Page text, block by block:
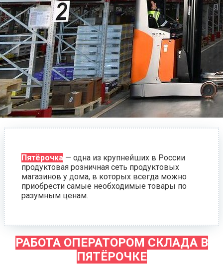
Пятёрочка — одна из крупнейших в России
продуктовая розничная сеть продуктовых
магазинов у дома, в которых всегда можно
приобрести самые необходимые товары по
разумным ценам.
РАБОТА ОПЕРАТОРОМ СКЛАДА В
ПЯТЁРОЧКЕ